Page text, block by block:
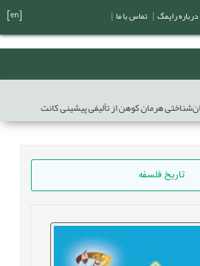
هرمان کوهن از تألیفی پیشینی کانت
تاریخ فلسفه
درباره رایمگ تماس با ما